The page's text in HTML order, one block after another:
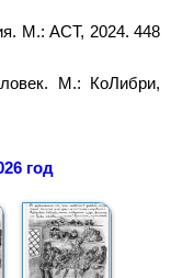
М.: АСТ, 2024. 448
М.: КоЛибри,
год